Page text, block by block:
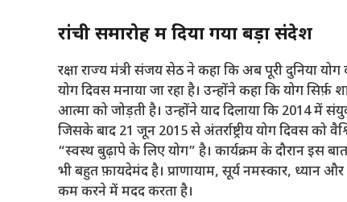
रांची समारोह में दिया गया बड़ा संदेश
रक्षा राज्य मंत्री संजय सेठ ने कहा कि अब पूरी दुनिया योग
योग दिवस मनाया जा रहा है। उन्होंने कहा कि योग
आत्मा को जोड़ती है। उन्होंने याद दिलाया कि 2014 में
जिसके बाद 21 जून 2015 से अंतर्राष्ट्रीय योग दिवस को
“स्वस्थ बुढ़ापे के लिए योग” है। कार्यक्रम के दौरान इस
भी बहुत फ़ायदेमंद है। प्राणायाम, सूर्य नमस्कार, ध्यान
कम करने में मदद करता है।